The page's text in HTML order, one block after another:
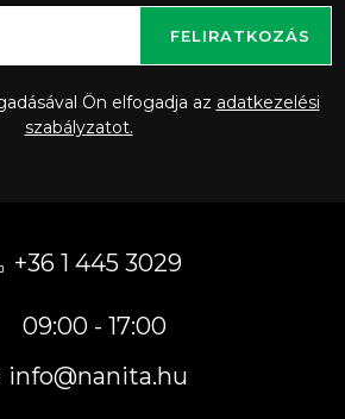
Ön elfogadja az adatkezelési
szabályzatot.
FELIRATKOZÁS
+36 1 445 3029
09:00 - 17:00
info@nanita.hu